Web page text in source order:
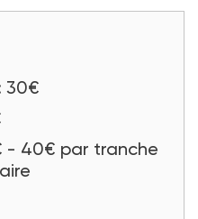
30€
- 40€ par tranche